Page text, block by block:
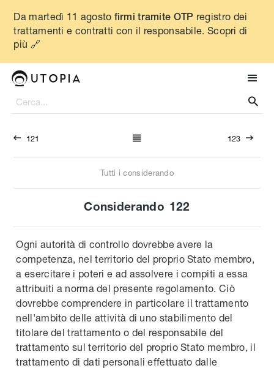
Da martedì 11 agosto firmi tramite OTP registro dei
trattamenti e contratti con il responsabile. Scopri di
più 🔗

 121  123 
Tutti i considerando
Considerando 122
Ogni autorità di controllo dovrebbe avere la
competenza, nel territorio del proprio Stato membro,
a esercitare i poteri e ad assolvere i compiti a essa
attribuiti a norma del presente regolamento. Ciò
dovrebbe comprendere in particolare il trattamento
nell'ambito delle attività di uno stabilimento del
titolare del trattamento o del responsabile del
trattamento sul territorio del proprio Stato membro, il
trattamento di dati personali effettuato dalle